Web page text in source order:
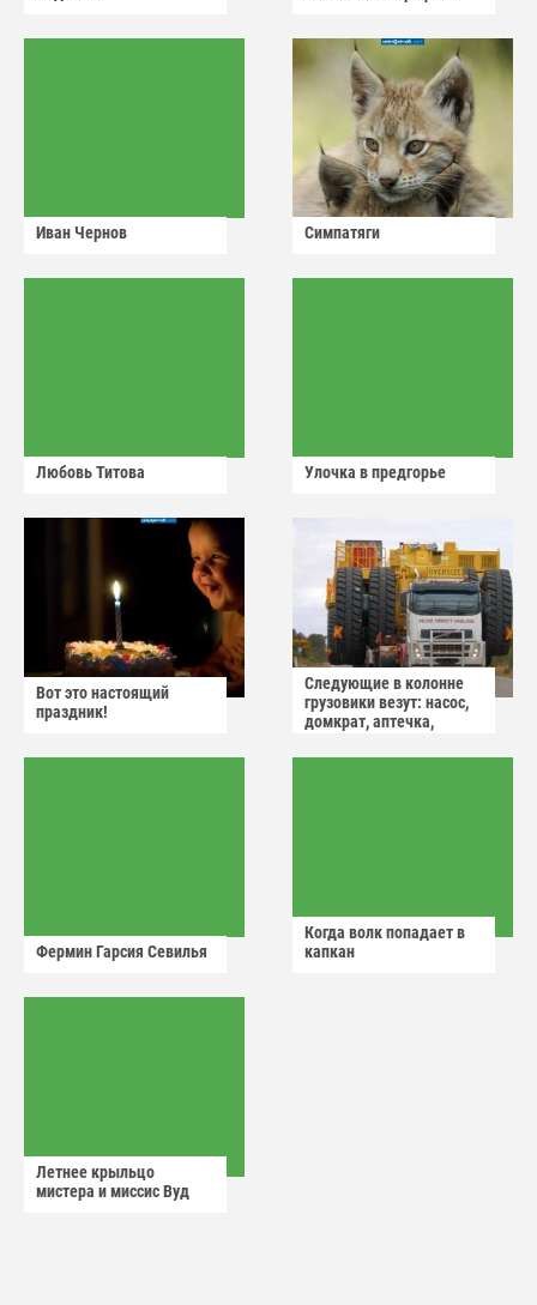
Иван Чернов Симпатяги
Любовь Титова Улочка в предгорье
Вот это настоящий
праздник!
Следующие в колонне
грузовики везут: насос,
домкрат, аптечка,
Фермин Гарсия Севилья
Когда волк попадает в
капкан
Летнее крыльцо
мистера и миссис Вуд